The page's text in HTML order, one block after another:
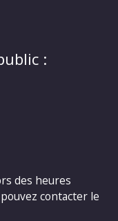
:
des heures
contacter le